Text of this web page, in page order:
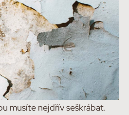
musíte nejdřív seškrábat.